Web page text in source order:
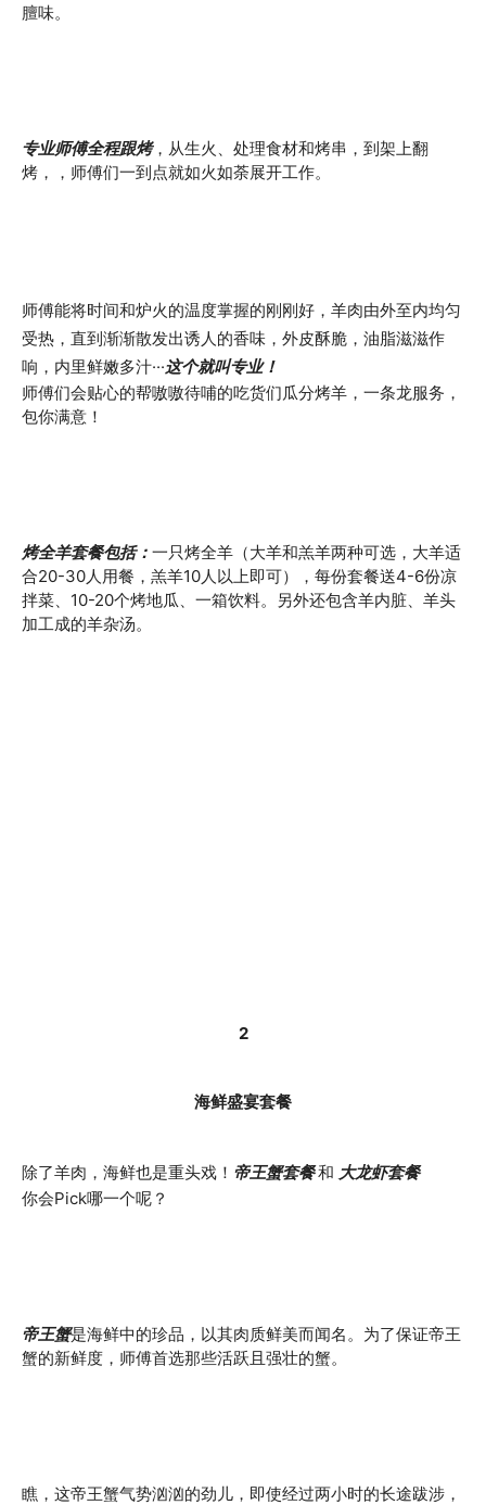
膻味。
专业师傅全程跟烤，从生火、处理食材和烤串，到架上翻
烤，，师傅们一到点就如火如荼展开工作。
师傅能将时间和炉火的温度掌握的刚刚好，羊肉由外至内均匀
受热，直到渐渐散发出诱人的香味，外皮酥脆，油脂滋滋作
响，内里鲜嫩多汁···这个就叫专业！
师傅们会贴心的帮嗷嗷待哺的吃货们瓜分烤羊，一条龙服务，
包你满意！
烤全羊套餐包括： 一只烤全羊（大羊和羔羊两种可选，大羊适
合20-30人用餐，羔羊10人以上即可），每份套餐送4-6份凉
拌菜、10-20个烤地瓜、一箱饮料。另外还包含羊内脏、羊头
加工成的羊杂汤。
2
海鲜盛宴套餐
除了羊肉，海鲜也是重头戏！ 帝王蟹套餐和 大龙虾套餐
你会Pick哪一个呢？
帝王蟹是海鲜中的珍品，以其肉质鲜美而闻名。为了保证帝王
蟹的新鲜度，师傅首选那些活跃且强壮的蟹。
瞧，这帝王蟹气势汹汹的劲儿，即使经过两小时的长途跋涉，